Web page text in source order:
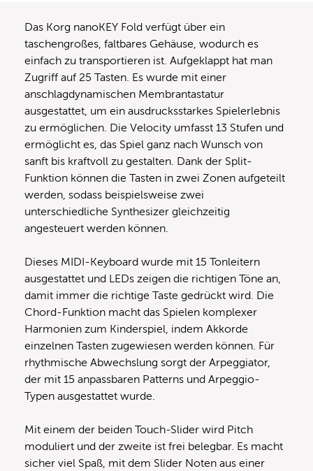
Das Korg nanoKEY Fold verfügt über ein
taschengroßes, faltbares Gehäuse, wodurch es
einfach zu transportieren ist. Aufgeklappt hat man
Zugriff auf 25 Tasten. Es wurde mit einer
anschlagdynamischen Membrantastatur
ausgestattet, um ein ausdrucksstarkes Spielerlebnis
zu ermöglichen. Die Velocity umfasst 13 Stufen und
ermöglicht es, das Spiel ganz nach Wunsch von
sanft bis kraftvoll zu gestalten. Dank der Split-
Funktion können die Tasten in zwei Zonen aufgeteilt
werden, sodass beispielsweise zwei
unterschiedliche Synthesizer gleichzeitig
angesteuert werden können.
Dieses MIDI-Keyboard wurde mit 15 Tonleitern
ausgestattet und LEDs zeigen die richtigen Töne an,
damit immer die richtige Taste gedrückt wird. Die
Chord-Funktion macht das Spielen komplexer
Harmonien zum Kinderspiel, indem Akkorde
einzelnen Tasten zugewiesen werden können. Für
rhythmische Abwechslung sorgt der Arpeggiator,
der mit 15 anpassbaren Patterns und Arpeggio-
Typen ausgestattet wurde.
Mit einem der beiden Touch-Slider wird Pitch
moduliert und der zweite ist frei belegbar. Es macht
sicher viel Spaß, mit dem Slider Noten aus einer